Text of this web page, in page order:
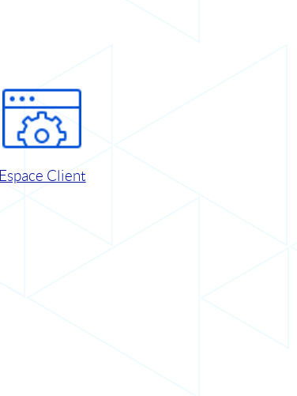
Espace Client